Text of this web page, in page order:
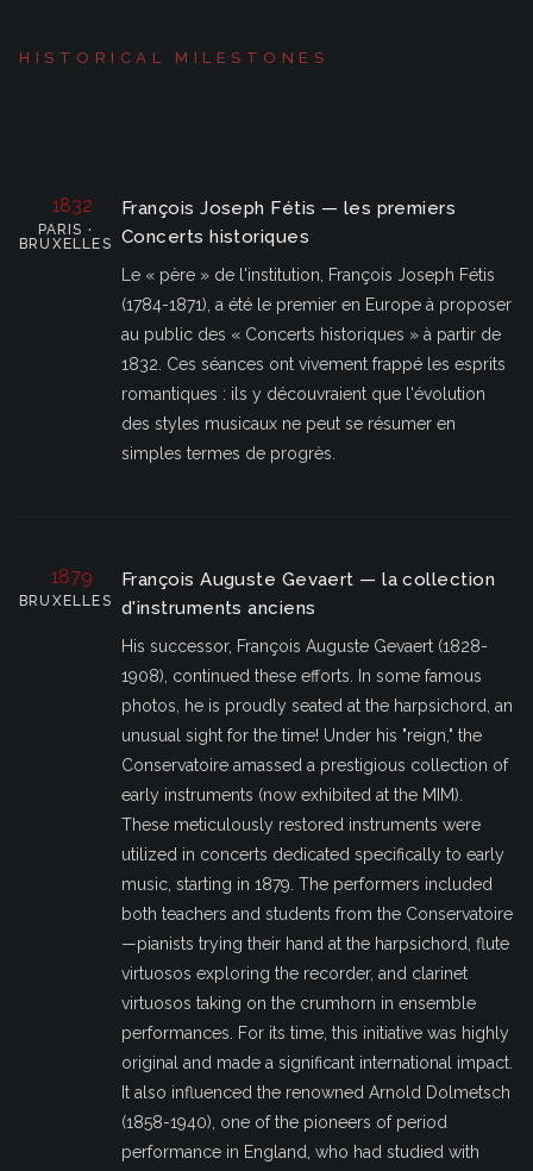
HISTORICAL MILESTONES
1832
PARIS ·
BRUXELLES
François Joseph Fétis — les premiers
Concerts historiques
Le « père » de l'institution, François Joseph Fétis
(1784-1871), a été le premier en Europe à proposer
au public des « Concerts historiques » à partir de
1832. Ces séances ont vivement frappé les esprits
romantiques : ils y découvraient que l'évolution
des styles musicaux ne peut se résumer en
simples termes de progrès.
1879
BRUXELLES
François Auguste Gevaert — la collection
d'instruments anciens
His successor, François Auguste Gevaert (1828-
1908), continued these efforts. In some famous
photos, he is proudly seated at the harpsichord, an
unusual sight for the time! Under his "reign," the
Conservatoire amassed a prestigious collection of
early instruments (now exhibited at the MIM).
These meticulously restored instruments were
utilized in concerts dedicated specifically to early
music, starting in 1879. The performers included
both teachers and students from the Conservatoire
—pianists trying their hand at the harpsichord, flute
virtuosos exploring the recorder, and clarinet
virtuosos taking on the crumhorn in ensemble
performances. For its time, this initiative was highly
original and made a significant international impact.
It also influenced the renowned Arnold Dolmetsch
(1858-1940), one of the pioneers of period
performance in England, who had studied with